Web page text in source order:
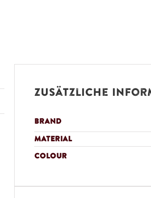
Zusätzliche
Brand
Material
Colour